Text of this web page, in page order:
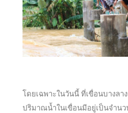
โดยเฉพาะในวันนี้ ที่เขื่อนบางลา
ปริมาณน้ำในเขื่อนมีอยู่เป็นจำนว